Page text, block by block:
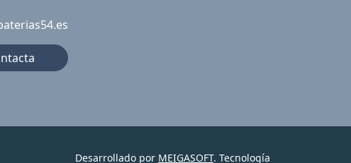
Desarrollado por MEIGASOFT. Tecnología